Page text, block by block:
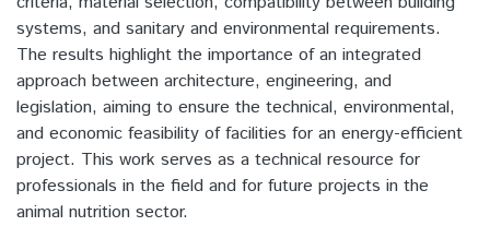
systems, and sanitary and environmental requirements.
The results highlight the importance of an integrated
approach between architecture, engineering, and
legislation, aiming to ensure the technical, environmental,
and economic feasibility of facilities for an energy-efficient
project. This work serves as a technical resource for
professionals in the field and for future projects in the
animal nutrition sector.